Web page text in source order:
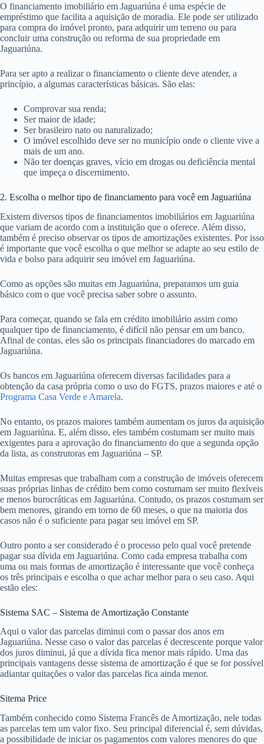
O financiamento imobiliário em Jaguariúna é uma espécie de
empréstimo que facilita a aquisição de moradia. Ele pode ser utilizado
para compra do imóvel pronto, para adquirir um terreno ou para
concluir uma construção ou reforma de sua propriedade em
Jaguariúna.
Para ser apto a realizar o financiamento o cliente deve atender, a
princípio, a algumas características básicas. São elas:
Comprovar sua renda;
Ser maior de idade;
Ser brasileiro nato ou naturalizado;
O imóvel escolhido deve ser no município onde o cliente vive a
mais de um ano.
Não ter doenças graves, vício em drogas ou deficiência mental
que impeça o discernimento.
2. Escolha o melhor tipo de financiamento para você em Jaguariúna
Existem diversos tipos de financiamentos imobiliários em Jaguariúna
que variam de acordo com a instituição que o oferece. Além disso,
também é preciso observar os tipos de amortizações existentes. Por isso
é importante que você escolha o que melhor se adapte ao seu estilo de
vida e bolso para adquirir seu imóvel em Jaguariúna.
Como as opções são muitas em Jaguariúna, preparamos um guia
básico com o que você precisa saber sobre o assunto.
Para começar, quando se fala em crédito imobiliário assim como
qualquer tipo de financiamento, é difícil não pensar em um banco.
Afinal de contas, eles são os principais financiadores do marcado em
Jaguariúna.
Os bancos em Jaguariúna oferecem diversas facilidades para a
obtenção da casa própria como o uso do FGTS, prazos maiores e até o
Programa Casa Verde e Amarela.
No entanto, os prazos maiores também aumentam os juros da aquisição
em Jaguariúna. E, além disso, eles também costumam ser muito mais
exigentes para a aprovação do financiamento do que a segunda opção
da lista, as construtoras em Jaguariúna – SP.
Muitas empresas que trabalham com a construção de imóveis oferecem
suas próprias linhas de crédito bem como costumam ser muito flexíveis
e menos burocráticas em Jaguariúna. Contudo, os prazos costumam ser
bem menores, girando em torno de 60 meses, o que na maioria dos
casos não é o suficiente para pagar seu imóvel em SP.
Outro ponto a ser considerado é o processo pelo qual você pretende
pagar sua dívida em Jaguariúna. Como cada empresa trabalha com
uma ou mais formas de amortização é interessante que você conheça
os três principais e escolha o que achar melhor para o seu caso. Aqui
estão eles:
Sistema SAC – Sistema de Amortização Constante
Aqui o valor das parcelas diminui com o passar dos anos em
Jaguariúna. Nesse caso o valor das parcelas é decrescente porque valor
dos juros diminui, já que a dívida fica menor mais rápido. Uma das
principais vantagens desse sistema de amortização é que se for possível
adiantar quitações o valor das parcelas fica ainda menor.
Sitema Price
Também conhecido como Sistema Francês de Amortização, nele todas
as parcelas tem um valor fixo. Seu principal diferencial é, sem dúvidas,
a possibilidade de iniciar os pagamentos com valores menores do que